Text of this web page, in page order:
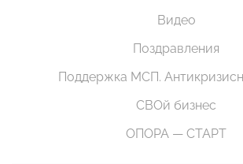
Видео
Поздравления
Поддержка МСП.
СВОй бизнес
ОПОРА — СТАРТ